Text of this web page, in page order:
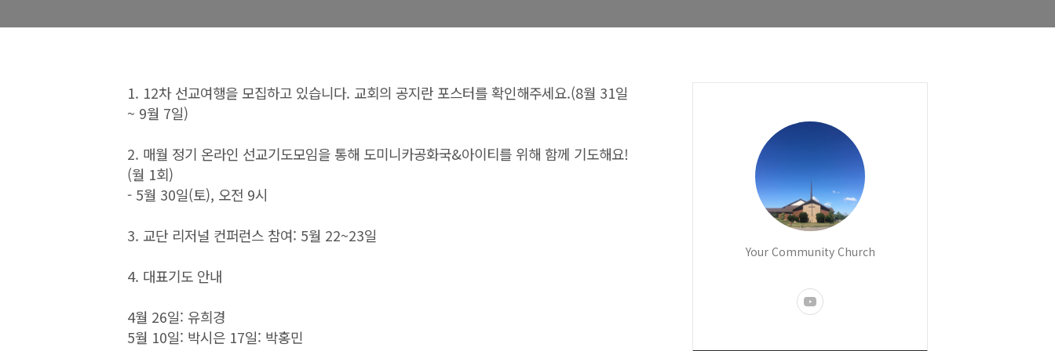
1. 12차 선교여행을 모집하고 있습니다. 교회의 공지란 포스터를 확인해주세요.(8월 31일
~ 9월 7일)
2. 매월 정기 온라인 선교기도모임을 통해 도미니카공화국&아이티를 위해 함께 기도해요!
(월 1회)
- 5월 30일(토), 오전 9시
3. 교단 리저널 컨퍼런스 참여: 5월 22~23일
4. 대표기도 안내
4월 26일: 유희경
5월 10일: 박시은 17일: 박홍민
Your Community Church